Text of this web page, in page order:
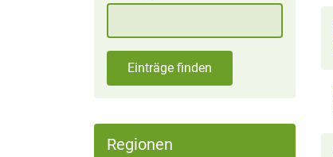
Einträge finden
Regionen